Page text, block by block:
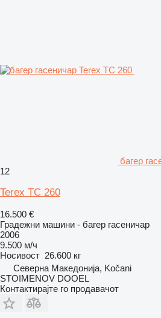
багер
12
Terex TC 260
16.500 €
Градежни машини - багер гасеничар
2006
9.500 м/ч
Носивост 26.600 кг
Северна Македонија, Kočani
STOIMENOV DOOEL
Контактирајте го продавачот